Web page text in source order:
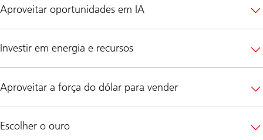
Aproveitar oportunidades em IA
Investir em energia e recursos
Aproveitar a força do dólar para vender
Escolher o ouro